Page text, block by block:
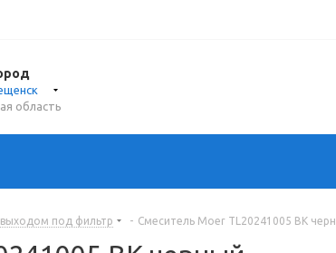
область
под фильтр - Смеситель Moer TL20241005 BK